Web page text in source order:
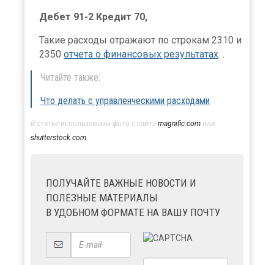
Дебет 91-2 Кредит 70,
Такие расходы отражают по строкам 2310 и
2350 отчета о финансовых результатах
Читайте также:
Что делать с управленческими расходами
В статье использованы фото с сайта magnific.com или
shutterstock.com
ПОЛУЧАЙТЕ ВАЖНЫЕ НОВОСТИ И
ПОЛЕЗНЫЕ МАТЕРИАЛЫ
В УДОБНОМ ФОРМАТЕ НА ВАШУ ПОЧТУ